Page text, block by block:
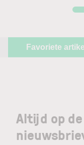
Favoriete
Altijd op